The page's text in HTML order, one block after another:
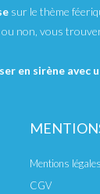
sur le thème
non, vous
en sirène avec
Mentions légales
CGV